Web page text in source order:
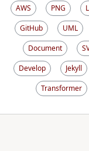
AWS
PNG
GitHub
UML
Document
Develop
Jekyll
Transformer